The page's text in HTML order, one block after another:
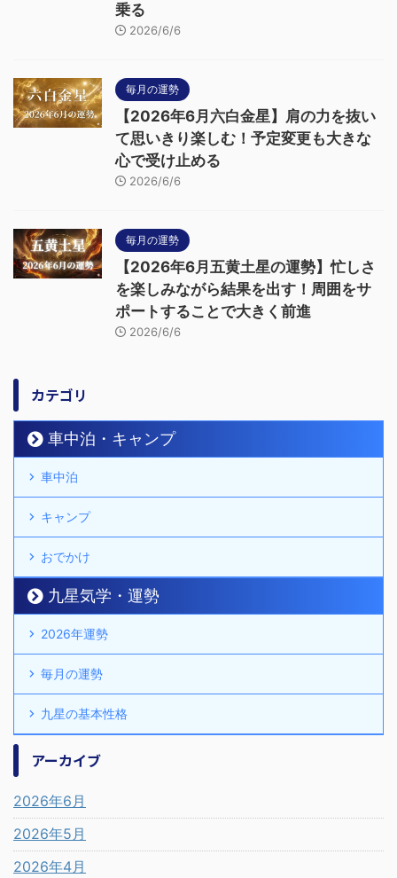
乗る
2026/6/6
毎月の運勢
【2026年6月六白金星】肩の力を抜い
て思いきり楽しむ！予定変更も大きな
心で受け止める
2026/6/6
毎月の運勢
【2026年6月五黄土星の運勢】忙しさ
を楽しみながら結果を出す！周囲をサ
ポートすることで大きく前進
2026/6/6
カテゴリ
車中泊・キャンプ
車中泊
キャンプ
おでかけ
九星気学・運勢
2026年運勢
毎月の運勢
九星の基本性格
アーカイブ
2026年6月
2026年5月
2026年4月